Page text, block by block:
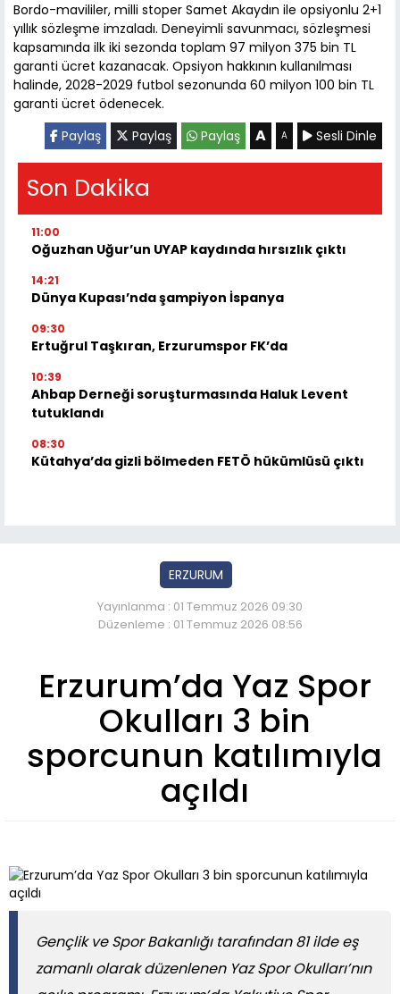
Bordo-mavililer, milli stoper Samet Akaydın ile opsiyonlu 2+1
yıllık sözleşme imzaladı. Deneyimli savunmacı, sözleşmesi
kapsamında ilk iki sezonda toplam 97 milyon 375 bin TL
garanti ücret kazanacak. Opsiyon hakkının kullanılması
halinde, 2028-2029 futbol sezonunda 60 milyon 100 bin TL
garanti ücret ödenecek.
Paylaş
Paylaş Paylaş A A Sesli Dinle
Son Dakika
11:00
Oğuzhan Uğur’un UYAP kaydında hırsızlık çıktı
14:21
Dünya Kupası’nda şampiyon İspanya
09:30
Ertuğrul Taşkıran, Erzurumspor FK’da
10:39
Ahbap Derneği soruşturmasında Haluk Levent
tutuklandı
08:30
Kütahya’da gizli bölmeden FETÖ hükümlüsü çıktı
ERZURUM
Yayınlanma : 01 Temmuz 2026 09:30
Düzenleme : 01 Temmuz 2026 08:56
Erzurum’da Yaz Spor
Okulları 3 bin
sporcunun katılımıyla
açıldı
Gençlik ve Spor Bakanlığı tarafından 81 ilde eş
zamanlı olarak düzenlenen Yaz Spor Okulları’nın